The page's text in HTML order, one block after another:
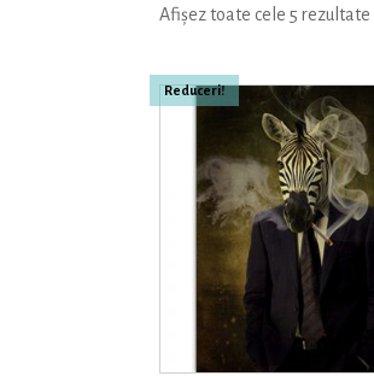
Afișez toate cele 5 rezultate
Reduceri!